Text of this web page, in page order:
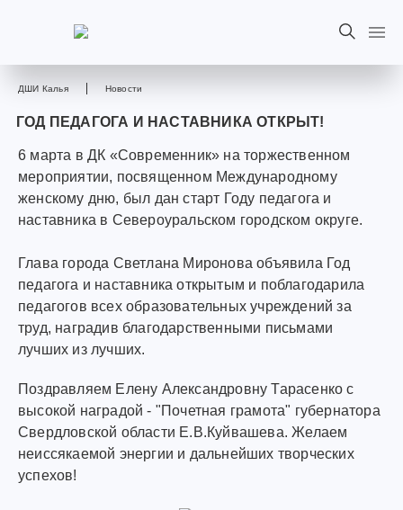
ДШИ Калья Новости
ГОД ПЕДАГОГА И НАСТАВНИКА ОТКРЫТ!
6 марта в ДК «Современник» на торжественном
мероприятии, посвященном Международному
женскому дню, был дан старт Году педагога и
наставника в Североуральском городском округе.
Глава города Светлана Миронова объявила Год
педагога и наставника открытым и поблагодарила
педагогов всех образовательных учреждений за
труд, наградив благодарственными письмами
лучших из лучших.
Поздравляем Елену Александровну Тарасенко с
высокой наградой - "Почетная грамота" губернатора
Свердловской области Е.В.Куйвашева. Желаем
неиссякаемой энергии и дальнейших творческих
успехов!